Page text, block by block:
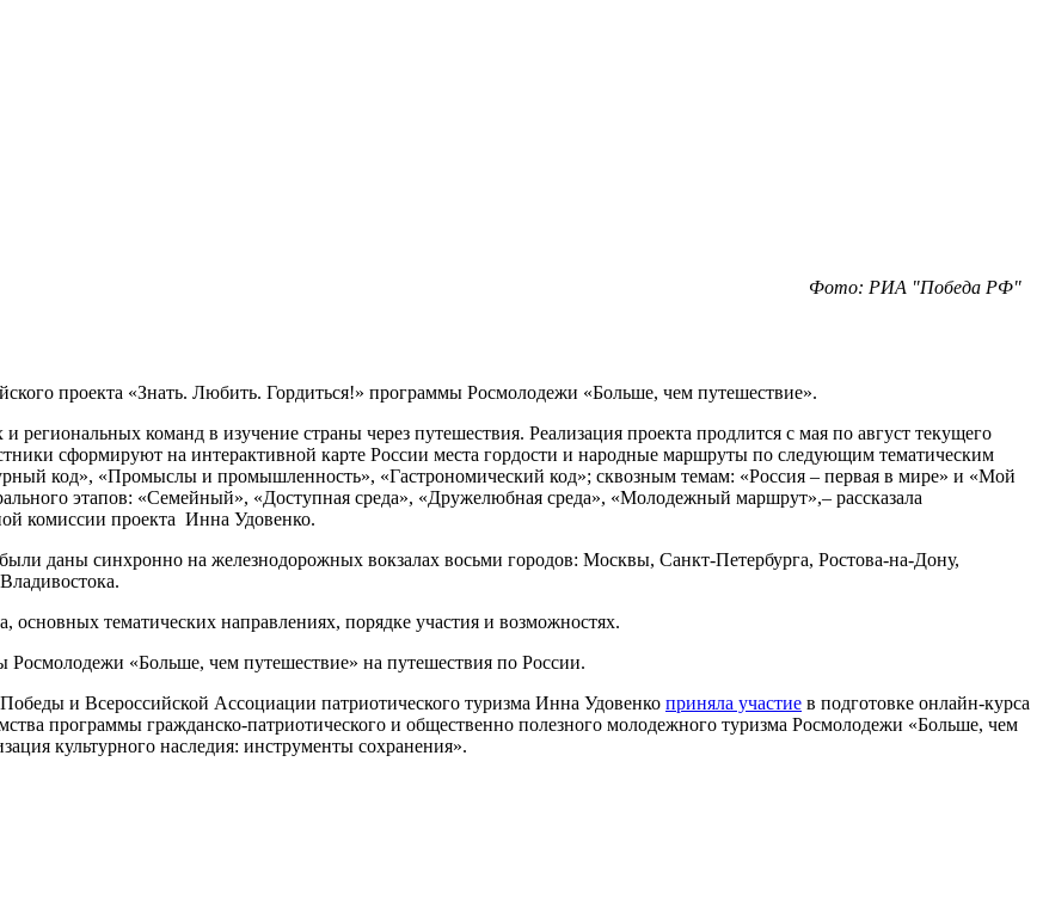
Фото: РИА "Победа РФ"
проекта «Знать. Любить. Гордиться!» программы Росмолодежи «Больше, чем путешествие».
команд в изучение страны через путешествия. Реализация проекта продлится с мая по август текущего
сформируют на интерактивной карте России места гордости и народные маршруты по следующим тематическим
код», «Промыслы и промышленность», «Гастрономический код»; сквозным темам: «Россия – первая в мире» и «Мой
этапов: «Семейный», «Доступная среда», «Дружелюбная среда», «Молодежный маршрут»,– рассказала
комиссии проекта Инна Удовенко.
даны синхронно на железнодорожных вокзалах восьми городов: Москвы, Санкт-Петербурга, Ростова-на-Дону,
основных тематических направлениях, порядке участия и возможностях.
«Больше, чем путешествие» на путешествия по России.
и Всероссийской Ассоциации патриотического туризма Инна Удовенко приняла участие в подготовке онлайн-курса
программы гражданско-патриотического и общественно полезного молодежного туризма Росмолодежи «Больше, чем
культурного наследия: инструменты сохранения».